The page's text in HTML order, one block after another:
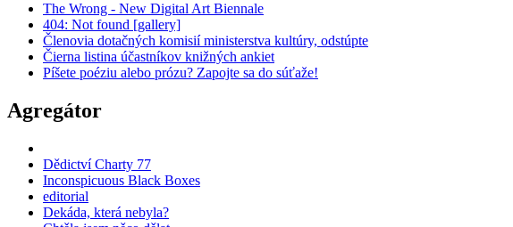
The Wrong - New Digital Art Biennale
404: Not found [gallery]
Členovia dotačných komisií ministerstva kultúry, odstúpte
Čierna listina účastníkov knižných ankiet
Píšete poéziu alebo prózu? Zapojte sa do súťaže!
Agregátor
Dědictví Charty 77
Inconspicuous Black Boxes
editorial
Dekáda, která nebyla?